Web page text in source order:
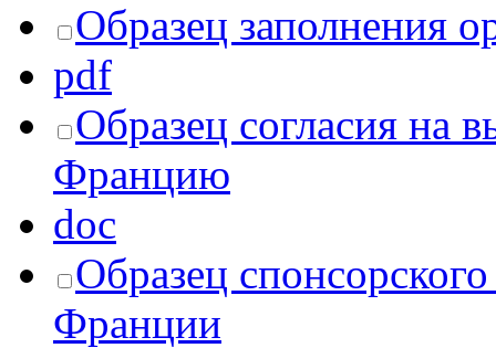
Образец заполнения
pdf
Образец согласия на
Францию
doc
Образец
Франции